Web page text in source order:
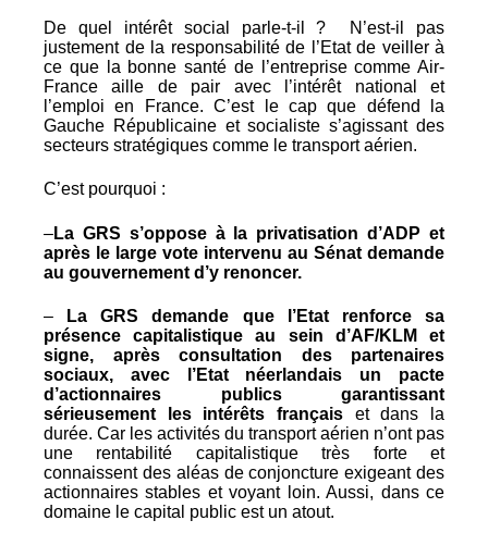
De quel intérêt social parle-t-il ? N’est-il pas
justement de la responsabilité de l’Etat de veiller à
ce que la bonne santé de l’entreprise comme Air-
France aille de pair avec l’intérêt national et
l’emploi en France. C’est le cap que défend la
Gauche Républicaine et socialiste s’agissant des
secteurs stratégiques comme le transport aérien.
C’est pourquoi :
–La GRS s’oppose à la privatisation d’ADP et
après le large vote intervenu au Sénat demande
au gouvernement d’y renoncer.
–
La GRS demande que l’Etat renforce sa
présence capitalistique au sein d’AF/KLM et
signe, après consultation des partenaires
sociaux, avec l’Etat néerlandais un pacte
d’actionnaires publics garantissant
sérieusement les intérêts français et dans la
durée. Car les activités du transport aérien n’ont pas
une rentabilité capitalistique très forte et
connaissent des aléas de conjoncture exigeant des
actionnaires stables et voyant loin. Aussi, dans ce
domaine le capital public est un atout.